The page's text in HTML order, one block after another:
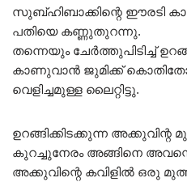
സുബ്ഹിബാക്കിന്റെ ഈരടി
പതിയെ കണ്ണുതുറന്നു.
തന്നെയും ചേർത്തുപിടിച്ച്
കാണുവാൻ ജുമിക്ക്
വെളിച്ചമുള്ള ലൈറ്റിട്ടു.
ഉറങ്ങിക്കിടക്കുന്ന
കുറച്ചുനേരം അങ്ങിനെ
അക്കുവിന്റെ കവിളിൽ ഒരു